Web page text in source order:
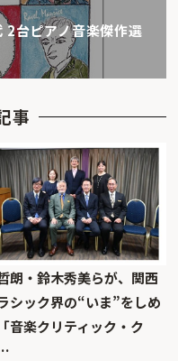
2台ピアノ音楽傑作選
事
朗・鈴木秀美らが、関西
シック界の“いま”をしめ
音楽クリティック・ク